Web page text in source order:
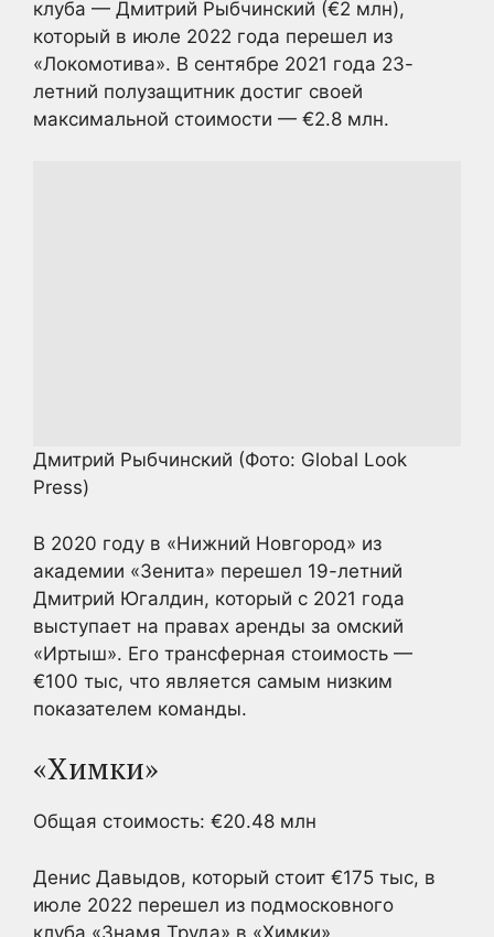
клуба — Дмитрий Рыбчинский (€2 млн),
который в июле 2022 года перешел из
«Локомотива». В сентябре 2021 года 23-
летний полузащитник достиг своей
максимальной стоимости — €2.8 млн.
Дмитрий Рыбчинский (Фото: Global Look
Press)
В 2020 году в «Нижний Новгород» из
академии «Зенита» перешел 19-летний
Дмитрий Югалдин, который с 2021 года
выступает на правах аренды за омский
«Иртыш». Его трансферная стоимость —
€100 тыс, что является самым низким
показателем команды.
«Химки»
Общая стоимость: €20.48 млн
Денис Давыдов, который стоит €175 тыс, в
июле 2022 перешел из подмосковного
клуба «Знамя Труда» в «Химки».